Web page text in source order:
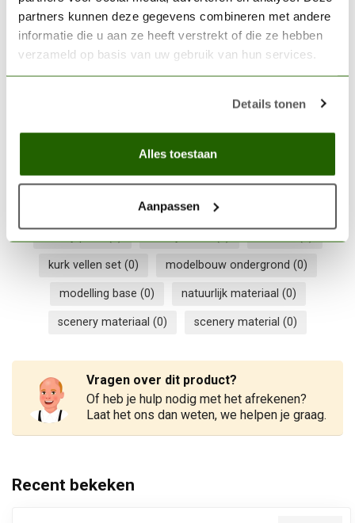
partners kunnen deze gegevens combineren met andere
informatie die u aan ze heeft verstrekt of die ze hebben
verzameld op basis van uw gebruik van hun services.
Details tonen
Alles toestaan
Aanpassen
Niet op voorraad
AK interactive(0) cork sheet
cork sheets pack(0) diorama base(0)
fijne kurk(0)
kurk vellen set (0) modelbouw ondergrond (0)
modelling base (0) natuurlijk materiaal (0)
scenery materiaal (0) scenery material (0)
Vragen over dit product?
Of heb je hulp nodig met het afrekenen?
Laat het ons dan weten, we helpen je graag.
Recent bekeken